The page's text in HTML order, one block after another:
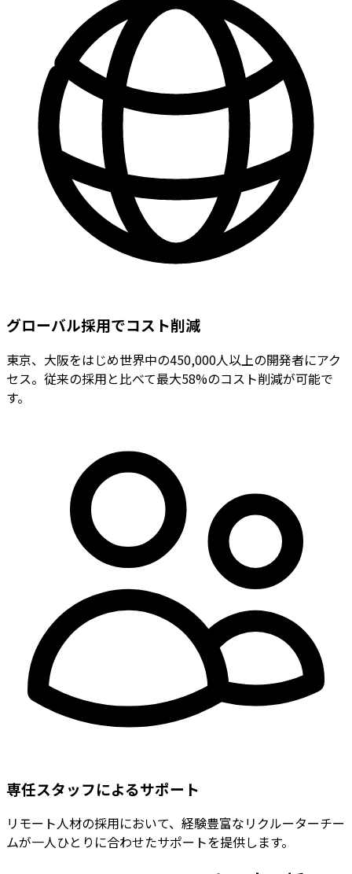
グローバル採用でコスト削減
東京、大阪をはじめ世界中の450,000人以上の開発者にアク
セス。従来の採用と比べて最大58%のコスト削減が可能で
す。
専任スタッフによるサポート
リモート人材の採用において、経験豊富なリクルーターチー
ムが一人ひとりに合わせたサポートを提供します。